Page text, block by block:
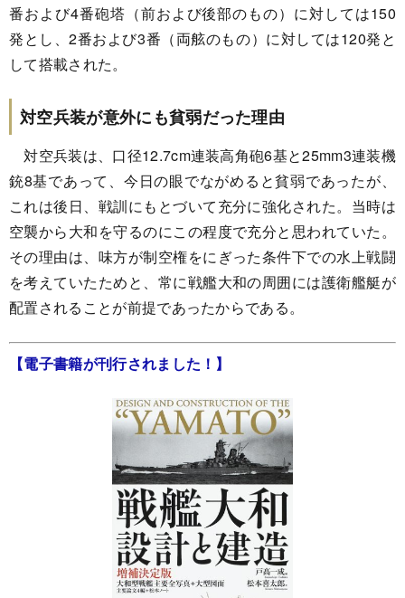
番および4番砲塔（前および後部のもの）に対しては150
発とし、2番および3番（両舷のもの）に対しては120発と
して搭載された。
対空兵装が意外にも貧弱だった理由
対空兵装は、口径12.7cm連装高角砲6基と25mm3連装機
銃8基であって、今日の眼でながめると貧弱であったが、
これは後日、戦訓にもとづいて充分に強化された。当時は
空襲から大和を守るのにこの程度で充分と思われていた。
その理由は、味方が制空権をにぎった条件下での水上戦闘
を考えていたためと、常に戦艦大和の周囲には護衛艦艇が
配置されることが前提であったからである。
【電子書籍が刊行されました！】